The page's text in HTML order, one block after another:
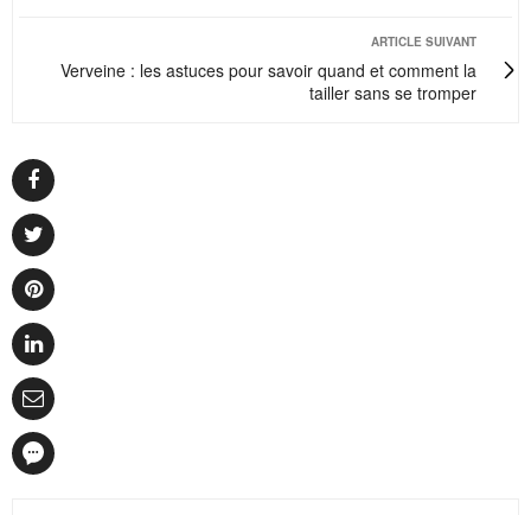
ARTICLE SUIVANT
Verveine : les astuces pour savoir quand et comment la
tailler sans se tromper